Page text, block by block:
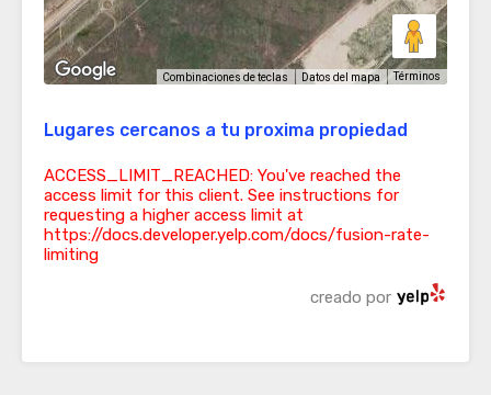
Combinaciones de teclas Datos del mapa Términos
Lugares cercanos a tu proxima propiedad
ACCESS_LIMIT_REACHED: You've reached the
access limit for this client. See instructions for
requesting a higher access limit at
https://docs.developer.yelp.com/docs/fusion-rate-
limiting
creado por